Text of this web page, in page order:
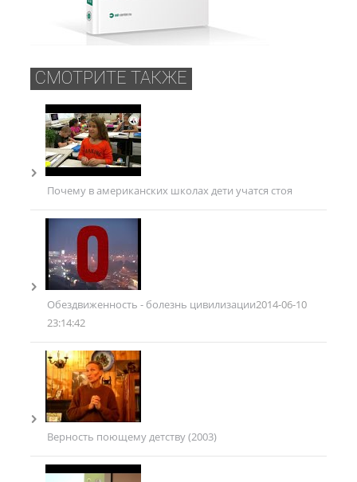
СМОТРИТЕ ТАКЖЕ
Почему в американских школах дети учатся стоя
Обездвиженность - болезнь цивилизации2014-06-10
23:14:42
Верность поющему детству (2003)